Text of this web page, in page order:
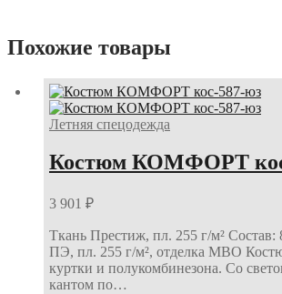
Похожие товары
Летняя спецодежда
Костюм КОМФОРТ
3 901 ₽
Ткань Престиж, пл. 255 г/м² Состав:
ПЭ, пл. 255 г/м², отделка МВО
куртки и полукомбинезона. Со
кантом по…